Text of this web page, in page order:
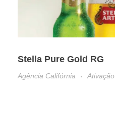
Stella Pure Gold RG
Agência Califórnia
Ativação